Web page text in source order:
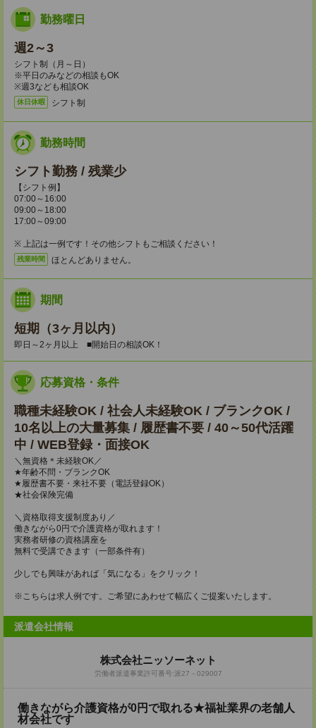
勤務曜日
週2～3
シフト制（月～日）
※平日のみなどの相談もOK
※週3なども相談OK
休日休暇 シフト制
勤務時間
シフト勤務 / 残業少
【シフト例】
07:00～16:00
09:00～18:00
17:00～09:00
※ 上記は一例です！その他シフトもご相談ください！
残業時間 ほとんどありません。
期間
短期（3ヶ月以内）
即日～2ヶ月以上 ■開始日の相談OK！
応募資格・条件
職種未経験OK / 社会人未経験OK / ブランクOK /
10名以上の大量募集 / 履歴書不要 / 40～50代活躍
中 / WEB登録・面接OK
＼無資格＊未経験OK／
★年齢不問・ブランクOK
★履歴書不要・来社不要（電話登録OK）
★社会保険完備
＼資格取得支援制度あり／
働きながら0円で介護資格が取れます！
実務者研修の資格講座を
無料で受講できます（一部条件有）
少しでも興味があれば「気になる」をクリック！
※こちらは求人例です。ご希望にあわせて幅広くご提案いたします。
派遣会社情報
株式会社ニッソーネット
労働者派遣事業許可番号:派27－029007
働きながら介護資格が0円で取れる★福祉業界の老舗人
材会社です